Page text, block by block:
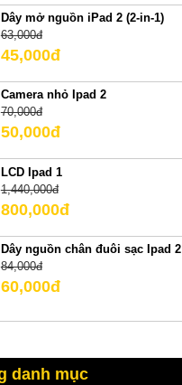
Dây mở nguồn iPad 2 (2-in-1)
63,000đ
45,000đ
Camera nhỏ Ipad 2
70,000đ
50,000đ
LCD Ipad 1
1,440,000đ
800,000đ
Dây nguồn chân đuôi sạc Ipad 2
84,000đ
60,000đ
danh mục